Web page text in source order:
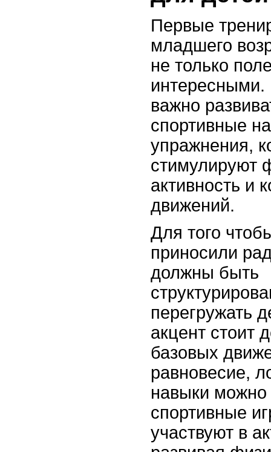
Первые
младшего
не только
интересными.
важно
спортивные
упражнения,
стимулируют
активность и
движений.
Для того
приносили
должны быть
перегружать
акцент стоит
базовых
равновесие,
навыки можно
спортивные
участвуют в